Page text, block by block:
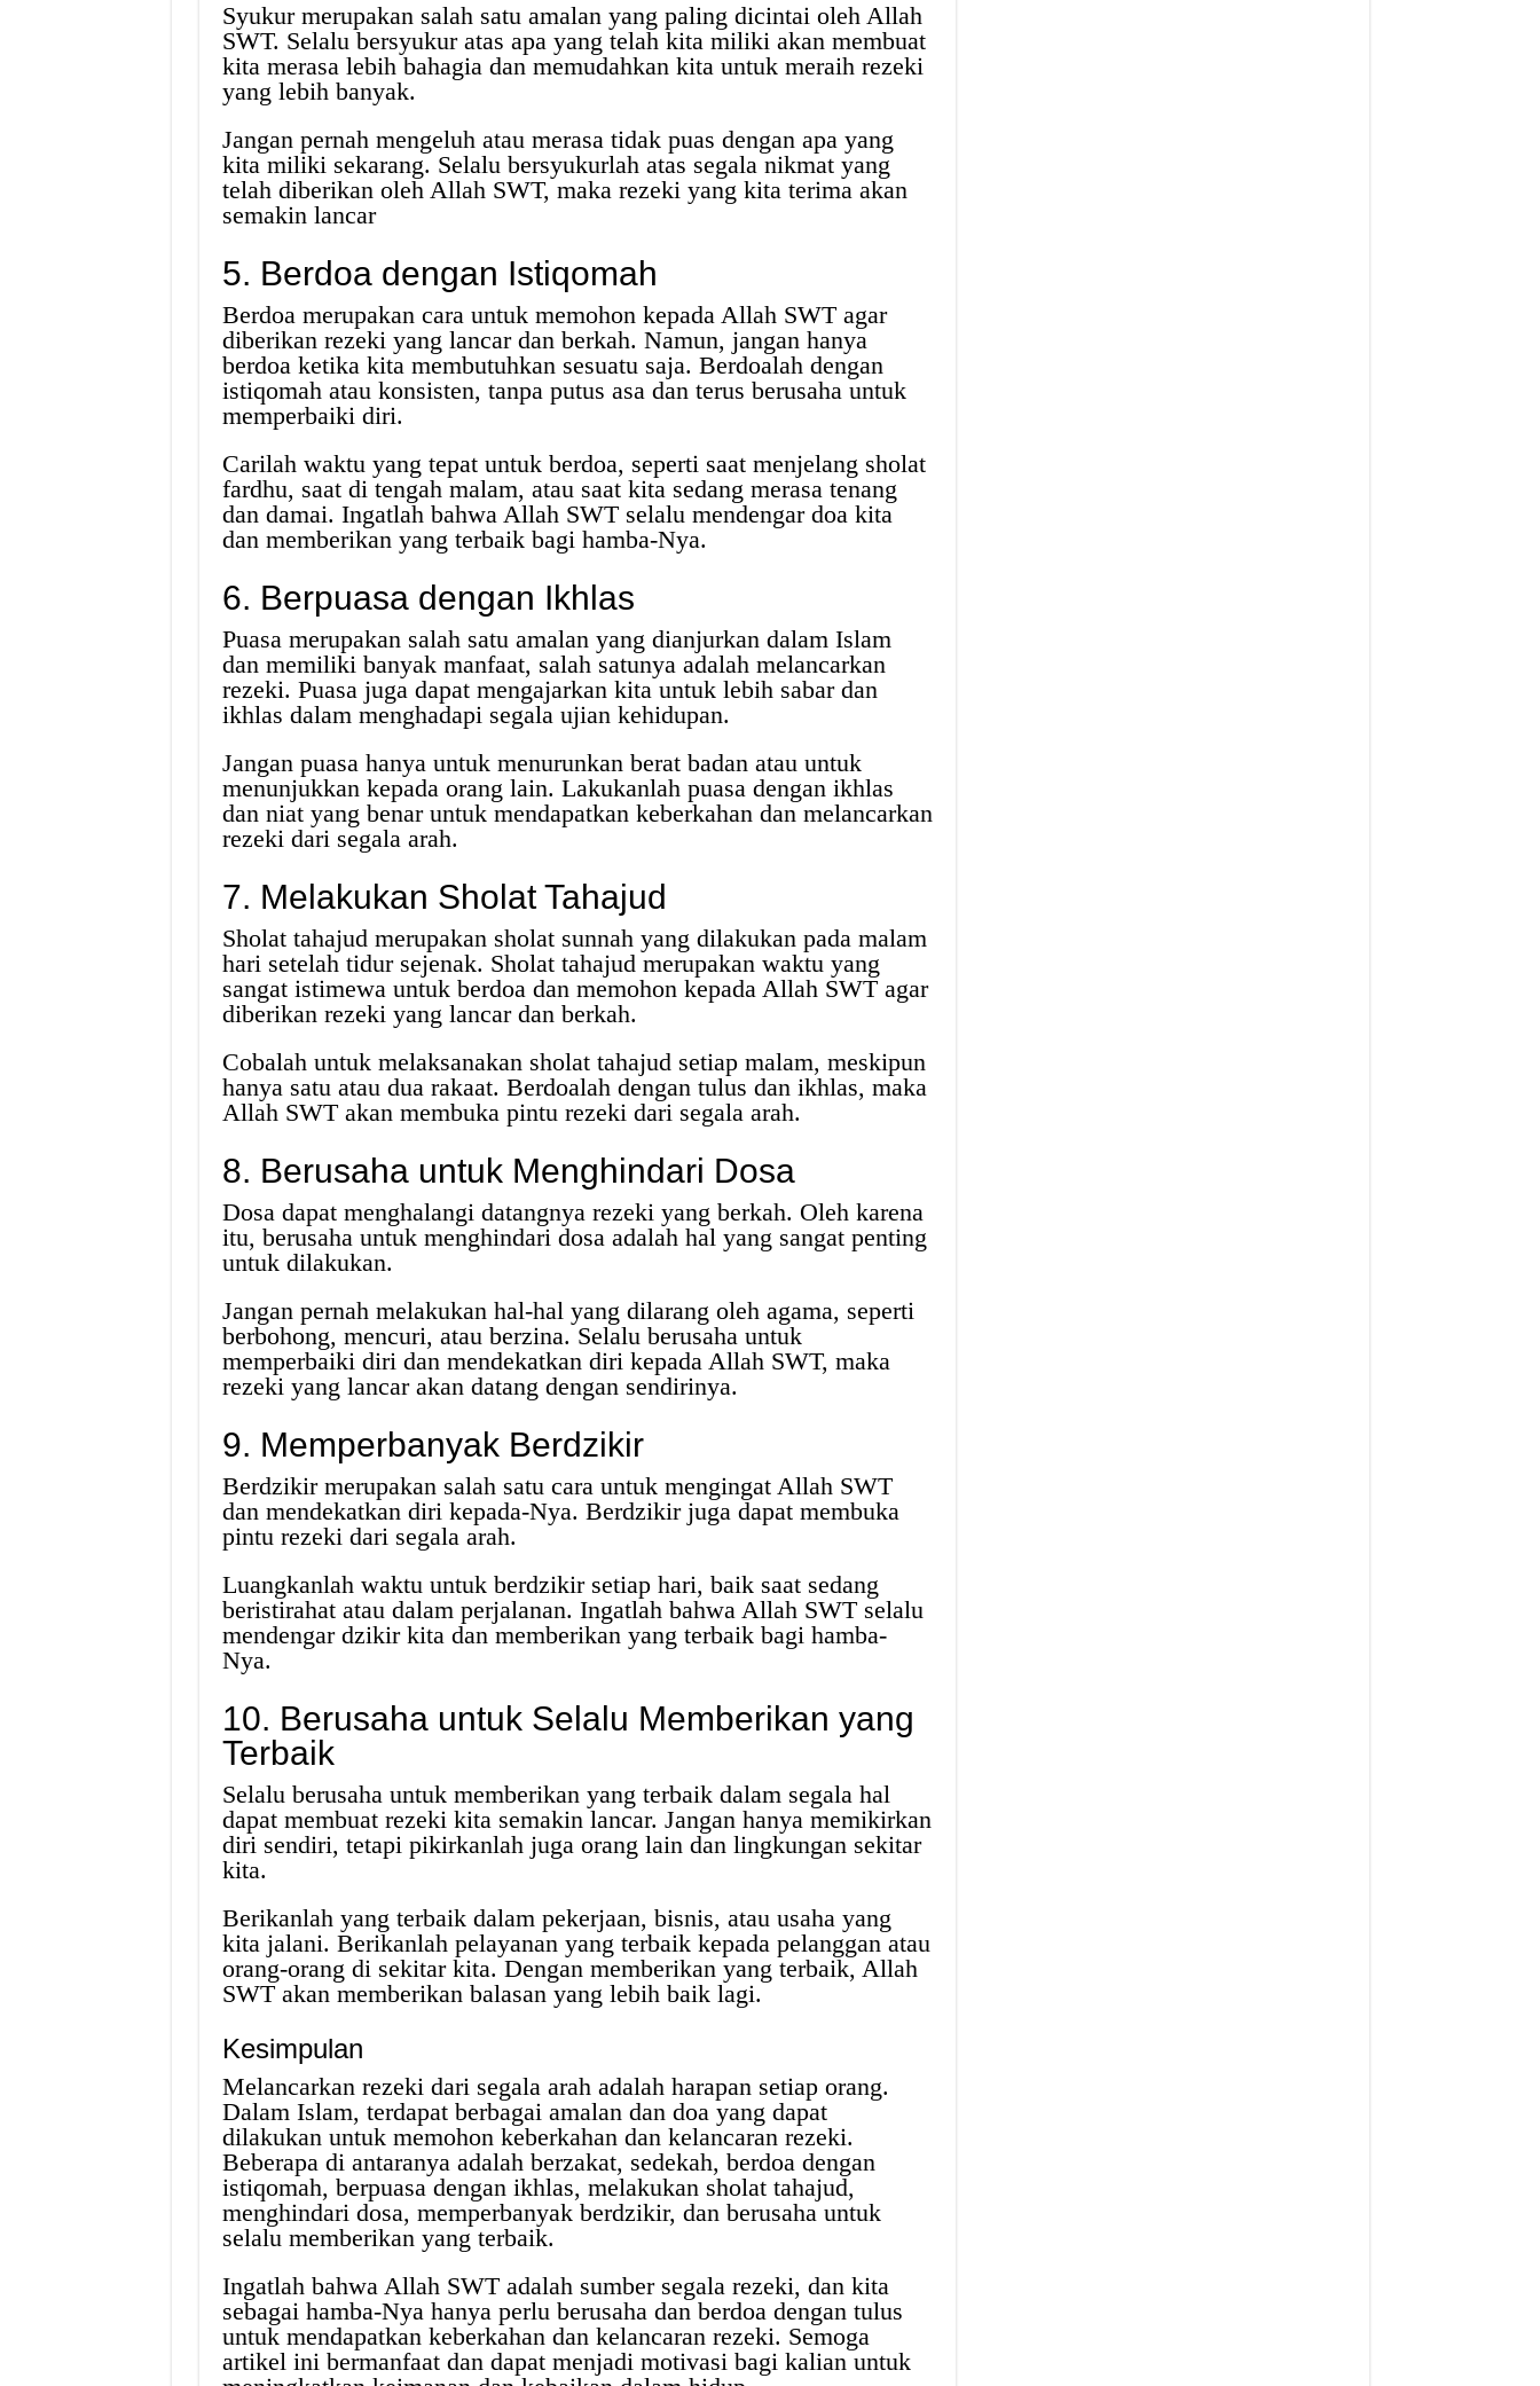
Syukur merupakan salah satu amalan yang paling dicintai oleh Allah
SWT. Selalu bersyukur atas apa yang telah kita miliki akan membuat
kita merasa lebih bahagia dan memudahkan kita untuk meraih rezeki
yang lebih banyak.
Jangan pernah mengeluh atau merasa tidak puas dengan apa yang
kita miliki sekarang. Selalu bersyukurlah atas segala nikmat yang
telah diberikan oleh Allah SWT, maka rezeki yang kita terima akan
semakin lancar
5. Berdoa dengan Istiqomah
Berdoa merupakan cara untuk memohon kepada Allah SWT agar
diberikan rezeki yang lancar dan berkah. Namun, jangan hanya
berdoa ketika kita membutuhkan sesuatu saja. Berdoalah dengan
istiqomah atau konsisten, tanpa putus asa dan terus berusaha untuk
memperbaiki diri.
Carilah waktu yang tepat untuk berdoa, seperti saat menjelang sholat
fardhu, saat di tengah malam, atau saat kita sedang merasa tenang
dan damai. Ingatlah bahwa Allah SWT selalu mendengar doa kita
dan memberikan yang terbaik bagi hamba-Nya.
6. Berpuasa dengan Ikhlas
Puasa merupakan salah satu amalan yang dianjurkan dalam Islam
dan memiliki banyak manfaat, salah satunya adalah melancarkan
rezeki. Puasa juga dapat mengajarkan kita untuk lebih sabar dan
ikhlas dalam menghadapi segala ujian kehidupan.
Jangan puasa hanya untuk menurunkan berat badan atau untuk
menunjukkan kepada orang lain. Lakukanlah puasa dengan ikhlas
dan niat yang benar untuk mendapatkan keberkahan dan melancarkan
rezeki dari segala arah.
7. Melakukan Sholat Tahajud
Sholat tahajud merupakan sholat sunnah yang dilakukan pada malam
hari setelah tidur sejenak. Sholat tahajud merupakan waktu yang
sangat istimewa untuk berdoa dan memohon kepada Allah SWT agar
diberikan rezeki yang lancar dan berkah.
Cobalah untuk melaksanakan sholat tahajud setiap malam, meskipun
hanya satu atau dua rakaat. Berdoalah dengan tulus dan ikhlas, maka
Allah SWT akan membuka pintu rezeki dari segala arah.
8. Berusaha untuk Menghindari Dosa
Dosa dapat menghalangi datangnya rezeki yang berkah. Oleh karena
itu, berusaha untuk menghindari dosa adalah hal yang sangat penting
untuk dilakukan.
Jangan pernah melakukan hal-hal yang dilarang oleh agama, seperti
berbohong, mencuri, atau berzina. Selalu berusaha untuk
memperbaiki diri dan mendekatkan diri kepada Allah SWT, maka
rezeki yang lancar akan datang dengan sendirinya.
9. Memperbanyak Berdzikir
Berdzikir merupakan salah satu cara untuk mengingat Allah SWT
dan mendekatkan diri kepada-Nya. Berdzikir juga dapat membuka
pintu rezeki dari segala arah.
Luangkanlah waktu untuk berdzikir setiap hari, baik saat sedang
beristirahat atau dalam perjalanan. Ingatlah bahwa Allah SWT selalu
mendengar dzikir kita dan memberikan yang terbaik bagi hamba-
Nya.
10. Berusaha untuk Selalu Memberikan yang
Terbaik
Selalu berusaha untuk memberikan yang terbaik dalam segala hal
dapat membuat rezeki kita semakin lancar. Jangan hanya memikirkan
diri sendiri, tetapi pikirkanlah juga orang lain dan lingkungan sekitar
kita.
Berikanlah yang terbaik dalam pekerjaan, bisnis, atau usaha yang
kita jalani. Berikanlah pelayanan yang terbaik kepada pelanggan atau
orang-orang di sekitar kita. Dengan memberikan yang terbaik, Allah
SWT akan memberikan balasan yang lebih baik lagi.
Kesimpulan
Melancarkan rezeki dari segala arah adalah harapan setiap orang.
Dalam Islam, terdapat berbagai amalan dan doa yang dapat
dilakukan untuk memohon keberkahan dan kelancaran rezeki.
Beberapa di antaranya adalah berzakat, sedekah, berdoa dengan
istiqomah, berpuasa dengan ikhlas, melakukan sholat tahajud,
menghindari dosa, memperbanyak berdzikir, dan berusaha untuk
selalu memberikan yang terbaik.
Ingatlah bahwa Allah SWT adalah sumber segala rezeki, dan kita
sebagai hamba-Nya hanya perlu berusaha dan berdoa dengan tulus
untuk mendapatkan keberkahan dan kelancaran rezeki. Semoga
artikel ini bermanfaat dan dapat menjadi motivasi bagi kalian untuk